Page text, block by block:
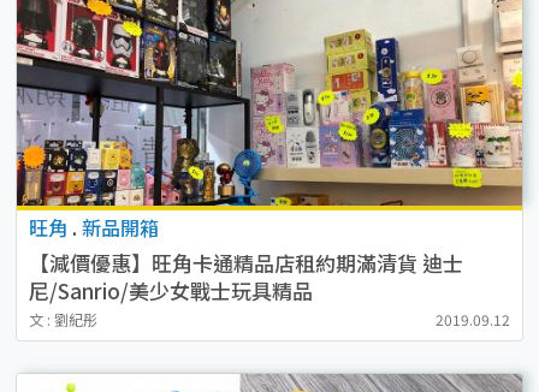
旺角 . 新品開箱
【減價優惠】旺角卡通精品店租約期滿清貨 迪士
尼/Sanrio/美少女戰士玩具精品
文 : 劉紀彤 2019.09.12